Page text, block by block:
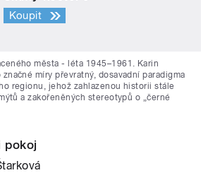
Koupit
města - léta 1945–1961. Karin
míry převratný, dosavadní paradigma
regionu, jehož zahlazenou historii stále
a zakořeněných stereotypů o „černé
pokoj